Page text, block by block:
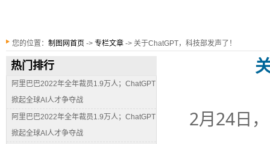
您的位置： 制图网首页 -> 专栏文章 -> 关于ChatGPT，科技部发声了！
热门排行
阿里巴巴2022年全年裁员1.9万人；ChatGPT
掀起全球AI人才争夺战
阿里巴巴2022年全年裁员1.9万人；ChatGPT
掀起全球AI人才争夺战
2月24日